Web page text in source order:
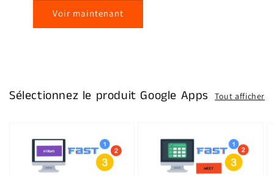
Voir maintenant
Sélectionnez le produit Google Apps Tout afficher